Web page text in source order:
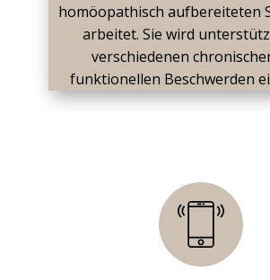
homöopathisch aufbereiteten
arbeitet. Sie wird
verschiedenen
funktionellen Beschwerden